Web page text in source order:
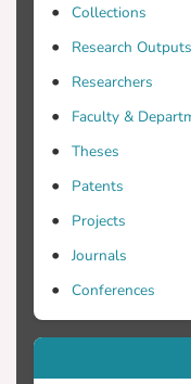
ώστε
στην
Collections
Research Outputs
Researchers
Faculty &
Theses
Patents
Projects
Journals
Conferences